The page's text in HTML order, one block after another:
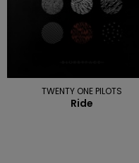
TWENTY ONE PILOTS
Ride